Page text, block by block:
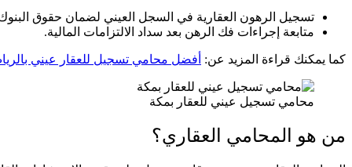
تسجيل الرهون العقارية في السجل العيني لضمان حقوق
متابعة إجراءات فك الرهن بعد سداد الالتزامات المالية.
كما يمكنك قراءة المزيد عن: أفضل محامي تسجيل للعقار عيني
محامي تسجيل عيني للعقار بمكة
من هو المحامي العقاري؟